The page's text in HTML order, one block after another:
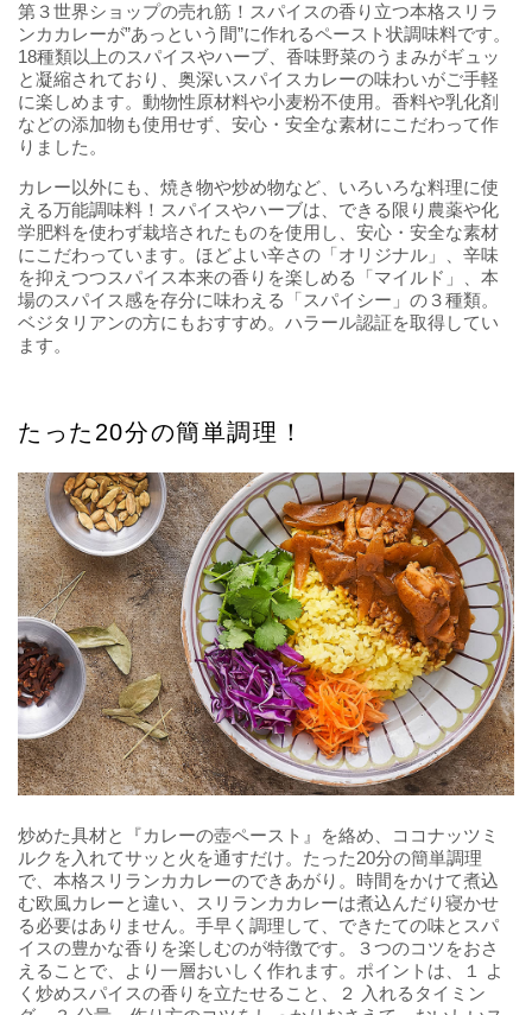
第３世界ショップの売れ筋！スパイスの香り立つ本格スリラ
ンカカレーが”あっという間”に作れるペースト状調味料です。
18種類以上のスパイスやハーブ、香味野菜のうまみがギュッ
と凝縮されており、奥深いスパイスカレーの味わいがご手軽
に楽しめます。動物性原材料や小麦粉不使用。香料や乳化剤
などの添加物も使用せず、安心・安全な素材にこだわって作
りました。
カレー以外にも、焼き物や炒め物など、いろいろな料理に使
える万能調味料！スパイスやハーブは、できる限り農薬や化
学肥料を使わず栽培されたものを使用し、安心・安全な素材
にこだわっています。ほどよい辛さの「オリジナル」、辛味
を抑えつつスパイス本来の香りを楽しめる「マイルド」、本
場のスパイス感を存分に味わえる「スパイシー」の３種類。
ベジタリアンの方にもおすすめ。ハラール認証を取得してい
ます。
たった20分の簡単調理！
炒めた具材と『カレーの壺ペースト』を絡め、ココナッツミ
ルクを入れてサッと火を通すだけ。たった20分の簡単調理
で、本格スリランカカレーのできあがり。時間をかけて煮込
む欧風カレーと違い、スリランカカレーは煮込んだり寝かせ
る必要はありません。手早く調理して、できたての味とスパ
イスの豊かな香りを楽しむのが特徴です。３つのコツをおさ
えることで、より一層おいしく作れます。ポイントは、１ よ
く炒めスパイスの香りを立たせること、２ 入れるタイミン